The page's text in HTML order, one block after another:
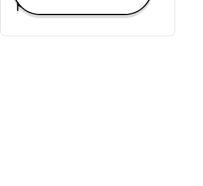
表
ト